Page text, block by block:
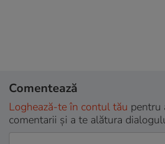
Comentează
Loghează-te în contul tău pentru
comentarii și a te alătura